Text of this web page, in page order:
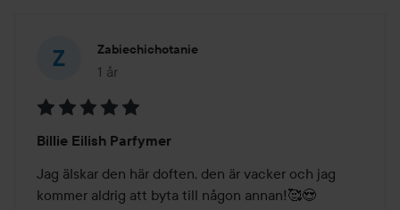
Zabiechichotanie
1 år
Inlägget skapades 1 år
5
av
5
Billie Eilish Parfymer
Jag älskar den här doften, den är vacker och jag
kommer aldrig att byta till någon annan!🥰😍